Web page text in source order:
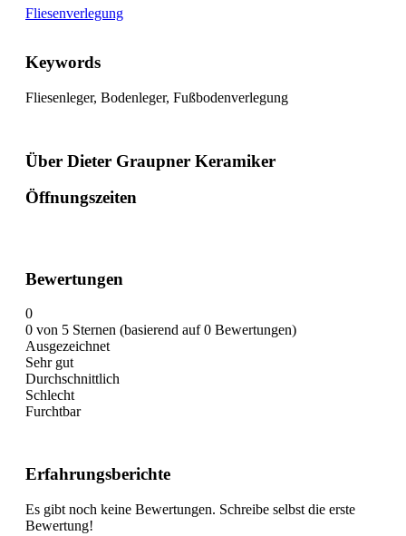
Fliesenverlegung
Keywords
Fliesenleger, Bodenleger, Fußbodenverlegung
Über Dieter Graupner Keramiker
Öffnungszeiten
Bewertungen
0
0 von 5 Sternen (basierend auf 0 Bewertungen)
Ausgezeichnet
Sehr gut
Durchschnittlich
Schlecht
Furchtbar
Erfahrungsberichte
Es gibt noch keine Bewertungen. Schreibe selbst die erste
Bewertung!